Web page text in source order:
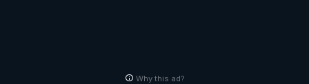
Why this ad?